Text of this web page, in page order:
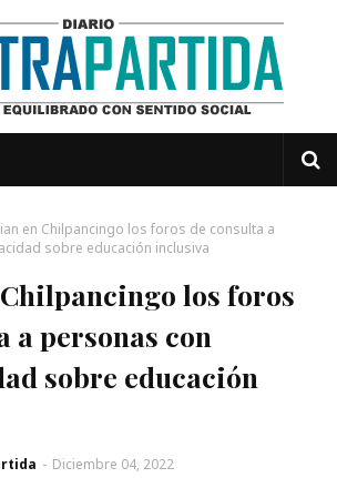
en Chilpancingo los foros de consulta a
sobre educación inclusiva
los foros
a personas con
sobre educación
- Diciembre 04, 2022